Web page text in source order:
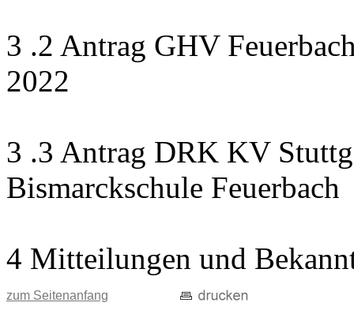
3 .2 Antrag GHV
2022
3 .3 Antrag DRK KV
Bismarckschule Feuerbach
4 Mitteilungen und
zum Seitenanfang